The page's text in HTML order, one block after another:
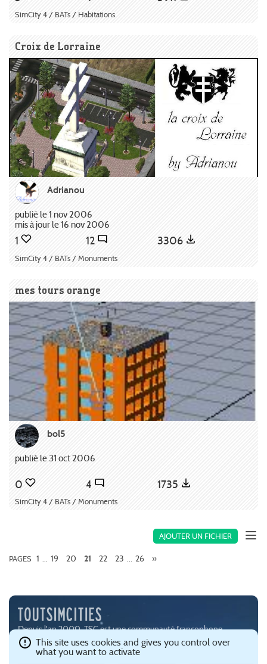
SimCity 4 / BATs / Habitations
Croix de Lorraine
Adrianou
publié le 1 nov 2006
mis à jour le 16 nov 2006
1 12 3306
SimCity 4 / BATs / Monuments
mes tours orange
bol5
publié le 31 oct 2006
0 4 1735
SimCity 4 / BATs / Monuments
AJOUTER UN FICHIER
PAGES 1 ... 19 20 21 22 23 ... 26 »
Depuis l'an 2000, TSC est une communauté francophone
passionnée par les jeux de simulation urbaine, notamment
SimCity (EA) et Cities:Skylines (Paradox Interactive
This site uses cookies and gives you control over
what you want to activate